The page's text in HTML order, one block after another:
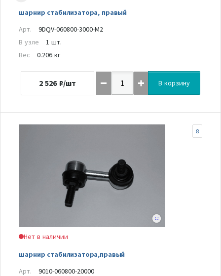
шарнир стабилизатора, правый
Арт.
9DQV-060800-3000-M2
В узле
1 шт.
Вес
0.206 кг
2 526 ₽/шт В корзину
Нет в наличии
шарнир стабилизатора,правый
8
Арт.
9010-060800-20000